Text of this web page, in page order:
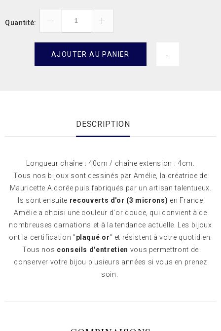
Quantité:
AJOUTER AU PANIER
DESCRIPTION
Longueur chaîne : 40cm / chaîne extension : 4cm.
Tous nos bijoux sont dessinés par Amélie, la créatrice de
Mauricette A.dorée puis fabriqués par un artisan talentueux.
Ils sont ensuite recouverts d'or (3 microns) en France.
Amélie a choisi une couleur d'or douce, qui convient à de
nombreuses carnations et à la tendance actuelle. Les bijoux
ont la certification "plaqué or" et résistent à votre quotidien.
Tous nos conseils d'entretien vous permettront de
conserver votre bijou plusieurs années si vous en prenez
soin.